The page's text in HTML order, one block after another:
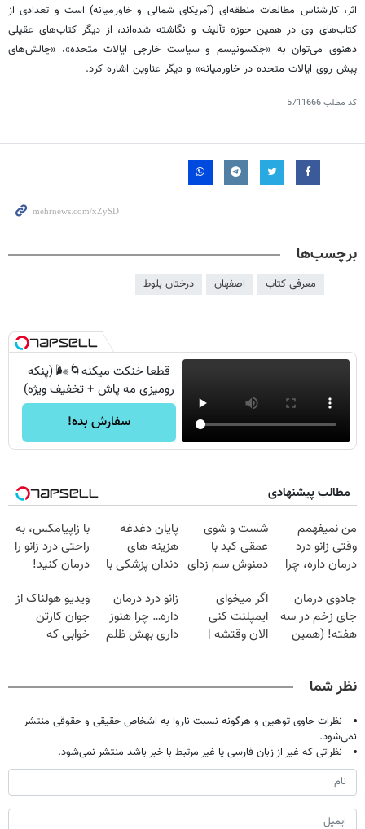
اثر، کارشناس مطالعات منطقه‌ای (آمریکای شمالی و خاورمیانه) است و تعدادی از
کتاب‌های وی در همین حوزه تألیف و نگاشته شده‌اند، از دیگر کتاب‌های عقیلی
دهنوی می‌توان به «جکسونیسم و سیاست خارجی ایالات متحده»، «چالش‌های
پیش روی ایالات متحده در خاورمیانه» و دیگر عناوین اشاره کرد.
کد مطلب5711666
برچسب‌ها
معرفی کتاب اصفهان درختان بلوط
قطعا خنکت میکنه🌀🌬️ (پنکه
رومیزی مه پاش + تخفیف ویژه)
سفارش بده!
مطالب پیشنهادی
من نمیفهمم
وقتی زانو درد
درمان داره، چرا
تحمل میکنی؟❗
شست و شوی
عمقی کبد با
دمنوش سم زدای
پایان دغدغه
هزینه های
دندان پزشکی با
خانگی
با زاپیامکس، به
راحتی درد زانو را
درمان کنید!
جادوی درمان
جای زخم در سه
هفته! (همین
اگر میخوای
ایمپلنت کنی
الان وقتشه |
زانو درد درمان
داره… چرا هنوز
داری بهش ظلم
ویدیو هولناک از
جوان کارتن
خوابی که
نظر شما
نظرات حاوی توهین و هرگونه نسبت ناروا به اشخاص حقیقی و حقوقی منتشر
نمی‌شود.
نظراتی که غیر از زبان فارسی یا غیر مرتبط با خبر باشد منتشر نمی‌شود.